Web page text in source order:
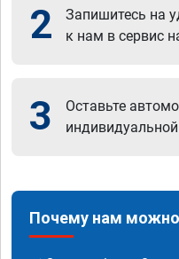
2
Запишитесь на
к нам в сервис
3
Оставьте
Почему нам